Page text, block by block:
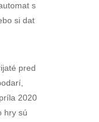
s
si dat
pred
2020
hry sú